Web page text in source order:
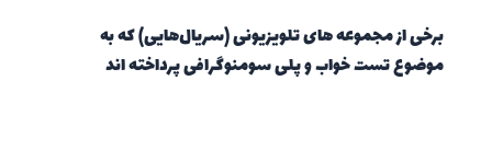
برخی از مجموعه های تلویزیونی (سریال‌هایی) که به
موضوع تست خواب و پلی سومنوگرافی پرداخته اند